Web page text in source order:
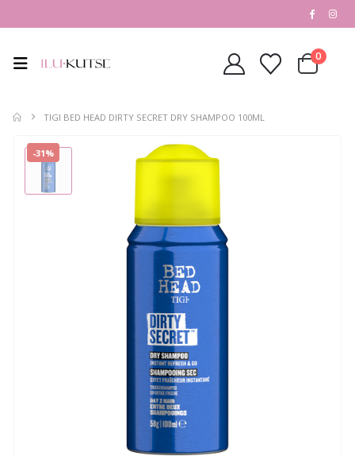
0
TIGI BED HEAD DIRTY SECRET DRY SHAMPOO 100ML
-31%